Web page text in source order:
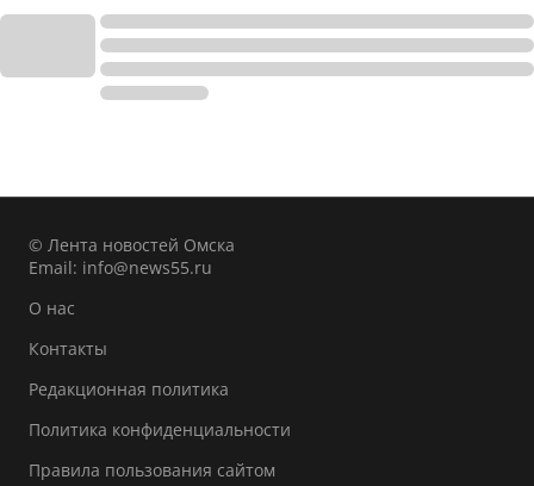
© Лента новостей Омска
Email: info@news55.ru
О нас
Контакты
Редакционная политика
Политика конфиденциальности
Правила пользования сайтом